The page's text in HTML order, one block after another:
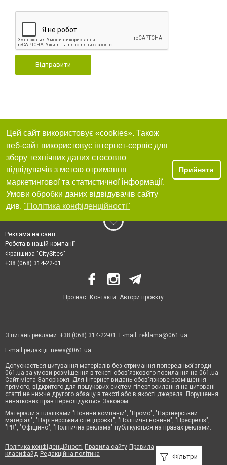
Відправити
Фільтри
Цей сайт використовує «cookies». Також
веб-сайт використовує інтернет-сервіс для
збору технічних даних стосовно
відвідувачів з метою отримання
маркетингової та статистичної інформації.
Умови обробки даних відвідувачів сайту
див. "Політика конфіденційності"
Прийняти
Реклама на сайті
Робота в нашій компанії
Франшиза "CitySites"
+38 (068) 314-22-01
Про нас Контакти Автори проєкту
З питань реклами: +38 (068) 314-22-01. E-mail: reklama@061.ua
E-mail редакції: news@061.ua
Допускається цитування матеріалів без отримання попередньої згоди
061.ua за умови розміщення в тексті обов'язкового посилання на 061.ua -
Сайт міста Запоріжжя. Для інтернет-видань обов'язкове розміщення
прямого, відкритого для пошукових систем гіперпосилання на цитовані
статті не нижче другого абзацу в тексті або в якості джерела. Порушення
виняткових прав переслідується Законом.
Матеріали з плашками "Новини компаній", "Промо", "Партнерський
матеріал", "Партнерський спецпроєкт", "Політичні новини", "Пресреліз",
"PR", "Офіційно", "Політична реклама" публікуються на правах реклами.
Політика конфіденційності Правила сайту Правила
класифайд Редакційна політика